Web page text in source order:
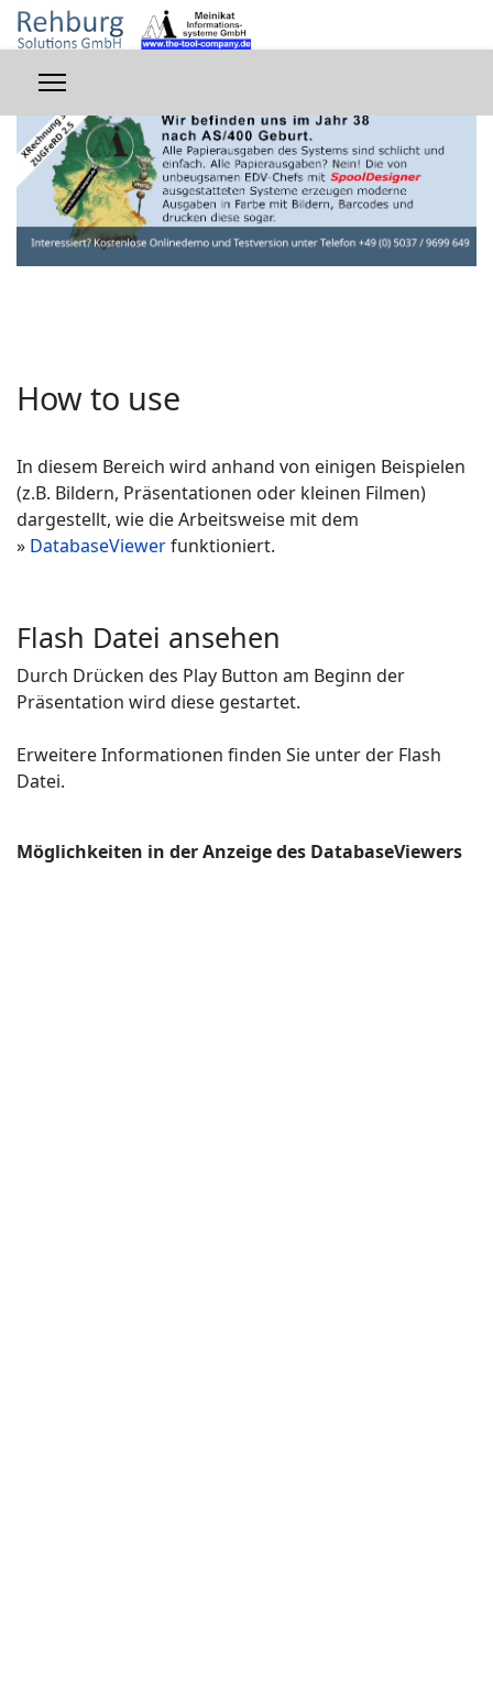
How to use
In diesem Bereich wird anhand von einigen Beispielen
(z.B. Bildern, Präsentationen oder kleinen Filmen)
dargestellt, wie die Arbeitsweise mit dem
» DatabaseViewerfunktioniert.
Flash Datei ansehen
Durch Drücken des Play Button am Beginn der
Präsentation wird diese gestartet.
Erweitere Informationen finden Sie unter der Flash
Datei.
Möglichkeiten in der Anzeige des DatabaseViewers